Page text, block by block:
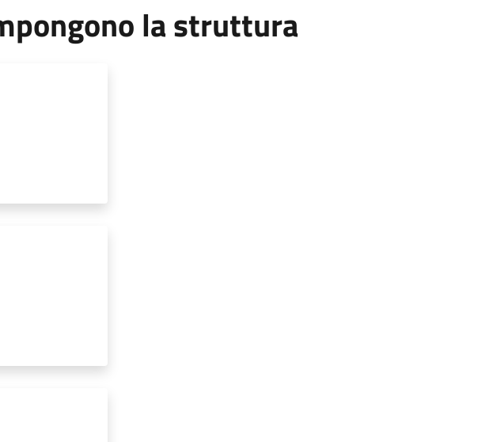
la struttura